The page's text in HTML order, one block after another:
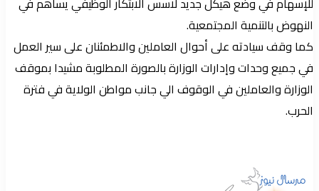
النهوض بالتنمية المجتمعية.
كما وقف سيادته على أحوال العاملين والاطمئنان على سير العمل
في جميع وحدات وإدارات الوزارة بالصورة المطلوبة مشيدا بموقف
الوزارة والعاملين في الوقوف الي جانب مواطن الولاية في فترة
الحرب.